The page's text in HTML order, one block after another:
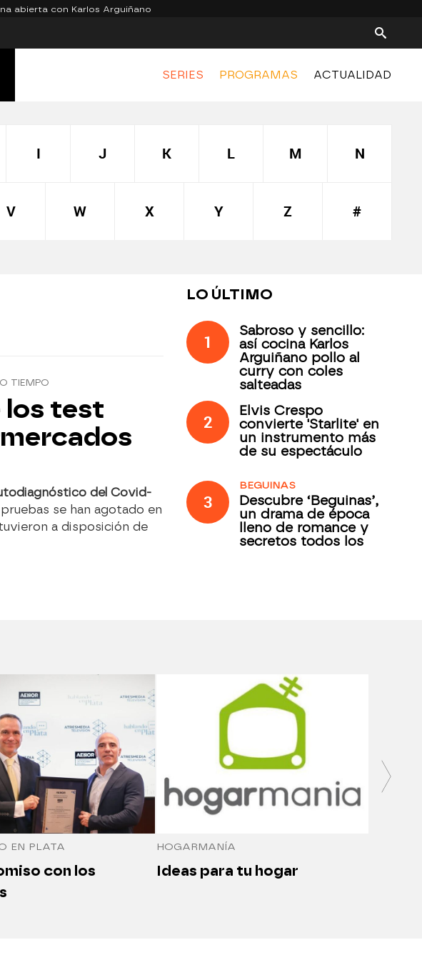
abierta con Karlos Arguiñano
SERIES PROGRAMAS ACTUALIDAD
I J K L M N
V W X Y Z #
TIEMPO
los test
del Covid-
se han agotado en
a disposición de
LO ÚLTIMO
1
Sabroso y sencillo:
así cocina Karlos
Arguiñano pollo al
curry con coles
salteadas
2
Elvis Crespo
convierte 'Starlite' en
un instrumento más
de su espectáculo
3
BEGUINAS
Descubre ‘Beguinas’,
un drama de época
lleno de romance y
secretos todos los
EN PLATA
con los
HOGARMANÍA
Ideas para tu hogar